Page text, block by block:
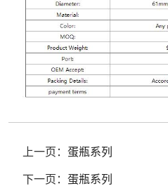
上一页： 蛋瓶系列
下一页： 蛋瓶系列